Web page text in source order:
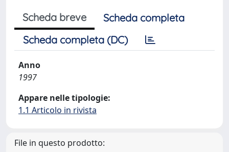
Scheda breve
Scheda completa
Scheda completa (DC)
Anno
1997
Appare nelle tipologie:
1.1 Articolo in rivista
File in questo prodotto: